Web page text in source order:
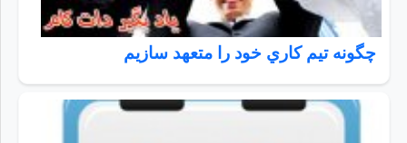
چگونه تيم كاري خود را متعهد سازيم